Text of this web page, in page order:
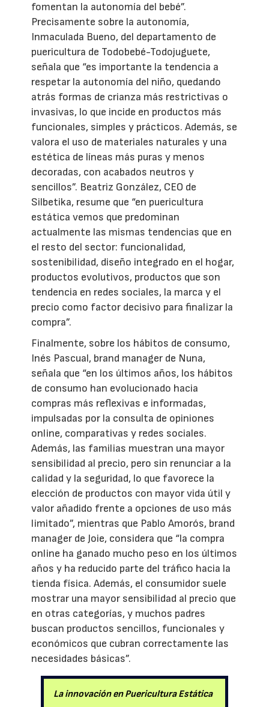
fomentan la autonomía del bebé”.
Precisamente sobre la autonomía,
Inmaculada Bueno, del departamento de
puericultura de Todobebé-Todojuguete,
señala que “es importante la tendencia a
respetar la autonomía del niño, quedando
atrás formas de crianza más restrictivas o
invasivas, lo que incide en productos más
funcionales, simples y prácticos. Además, se
valora el uso de materiales naturales y una
estética de líneas más puras y menos
decoradas, con acabados neutros y
sencillos”. Beatriz González, CEO de
Silbetika, resume que “en puericultura
estática vemos que predominan
actualmente las mismas tendencias que en
el resto del sector: funcionalidad,
sostenibilidad, diseño integrado en el hogar,
productos evolutivos, productos que son
tendencia en redes sociales, la marca y el
precio como factor decisivo para finalizar la
compra”.
Finalmente, sobre los hábitos de consumo,
Inés Pascual, brand manager de Nuna,
señala que “en los últimos años, los hábitos
de consumo han evolucionado hacia
compras más reflexivas e informadas,
impulsadas por la consulta de opiniones
online, comparativas y redes sociales.
Además, las familias muestran una mayor
sensibilidad al precio, pero sin renunciar a la
calidad y la seguridad, lo que favorece la
elección de productos con mayor vida útil y
valor añadido frente a opciones de uso más
limitado”, mientras que Pablo Amorós, brand
manager de Joie, considera que “la compra
online ha ganado mucho peso en los últimos
años y ha reducido parte del tráfico hacia la
tienda física. Además, el consumidor suele
mostrar una mayor sensibilidad al precio que
en otras categorías, y muchos padres
buscan productos sencillos, funcionales y
económicos que cubran correctamente las
necesidades básicas”.
La innovación en Puericultura Estática